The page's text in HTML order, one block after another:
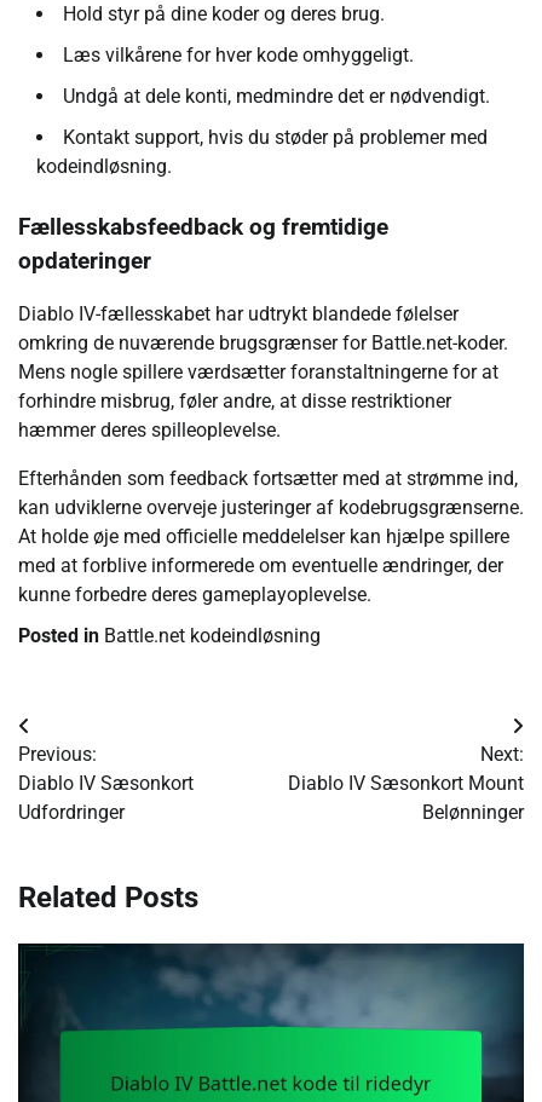
Hold styr på dine koder og deres brug.
Læs vilkårene for hver kode omhyggeligt.
Undgå at dele konti, medmindre det er nødvendigt.
Kontakt support, hvis du støder på problemer med
kodeindløsning.
Fællesskabsfeedback og fremtidige
opdateringer
Diablo IV-fællesskabet har udtrykt blandede følelser
omkring de nuværende brugsgrænser for Battle.net-koder.
Mens nogle spillere værdsætter foranstaltningerne for at
forhindre misbrug, føler andre, at disse restriktioner
hæmmer deres spilleoplevelse.
Efterhånden som feedback fortsætter med at strømme ind,
kan udviklerne overveje justeringer af kodebrugsgrænserne.
At holde øje med officielle meddelelser kan hjælpe spillere
med at forblive informerede om eventuelle ændringer, der
kunne forbedre deres gameplayoplevelse.
Posted in Battle.net kodeindløsning
Post
navigation
Previous:
Diablo IV Sæsonkort
Udfordringer
Next:
Diablo IV Sæsonkort Mount
Belønninger
Related Posts